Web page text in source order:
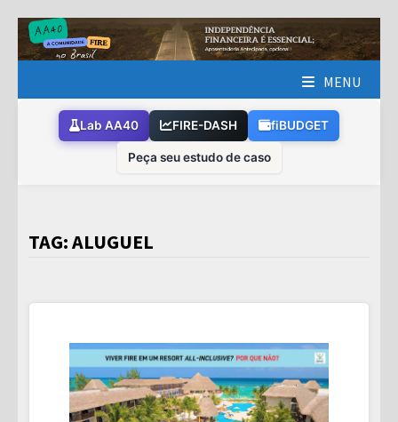
Skip
to
MENU
Lab AA40 FIRE-DASH fiBUDGET
Peça seu estudo de caso
TAG:ALUGUEL